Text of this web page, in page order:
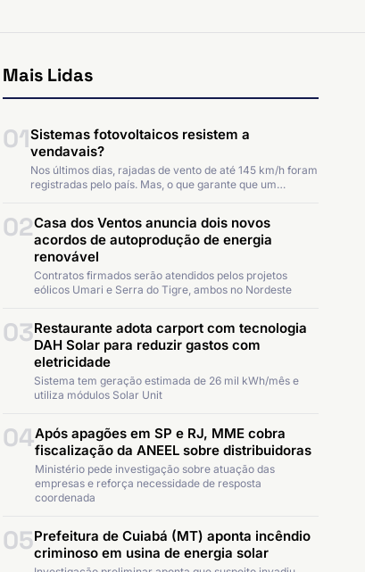
Mais Lidas
01Sistemas fotovoltaicos resistem a
vendavais?
Nos últimos dias, rajadas de vento de até 145 km/h foram
registradas pelo país. Mas, o que garante que um…
02Casa dos Ventos anuncia dois novos
acordos de autoprodução de energia
renovável
Contratos firmados serão atendidos pelos projetos
eólicos Umari e Serra do Tigre, ambos no Nordeste
03Restaurante adota carport com tecnologia
DAH Solar para reduzir gastos com
eletricidade
Sistema tem geração estimada de 26 mil kWh/mês e
utiliza módulos Solar Unit
04Após apagões em SP e RJ, MME cobra
fiscalização da ANEEL sobre distribuidoras
Ministério pede investigação sobre atuação das
empresas e reforça necessidade de resposta
coordenada
05Prefeitura de Cuiabá (MT) aponta incêndio
criminoso em usina de energia solar